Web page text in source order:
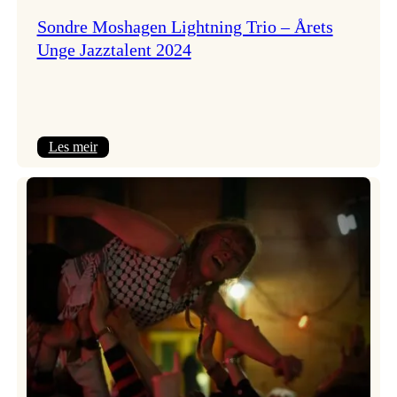
Sondre Moshagen Lightning Trio – Årets
Unge Jazztalent 2024
Les meir:
Lightning
Trio
–
Årets
Unge
Jazztalent
2024